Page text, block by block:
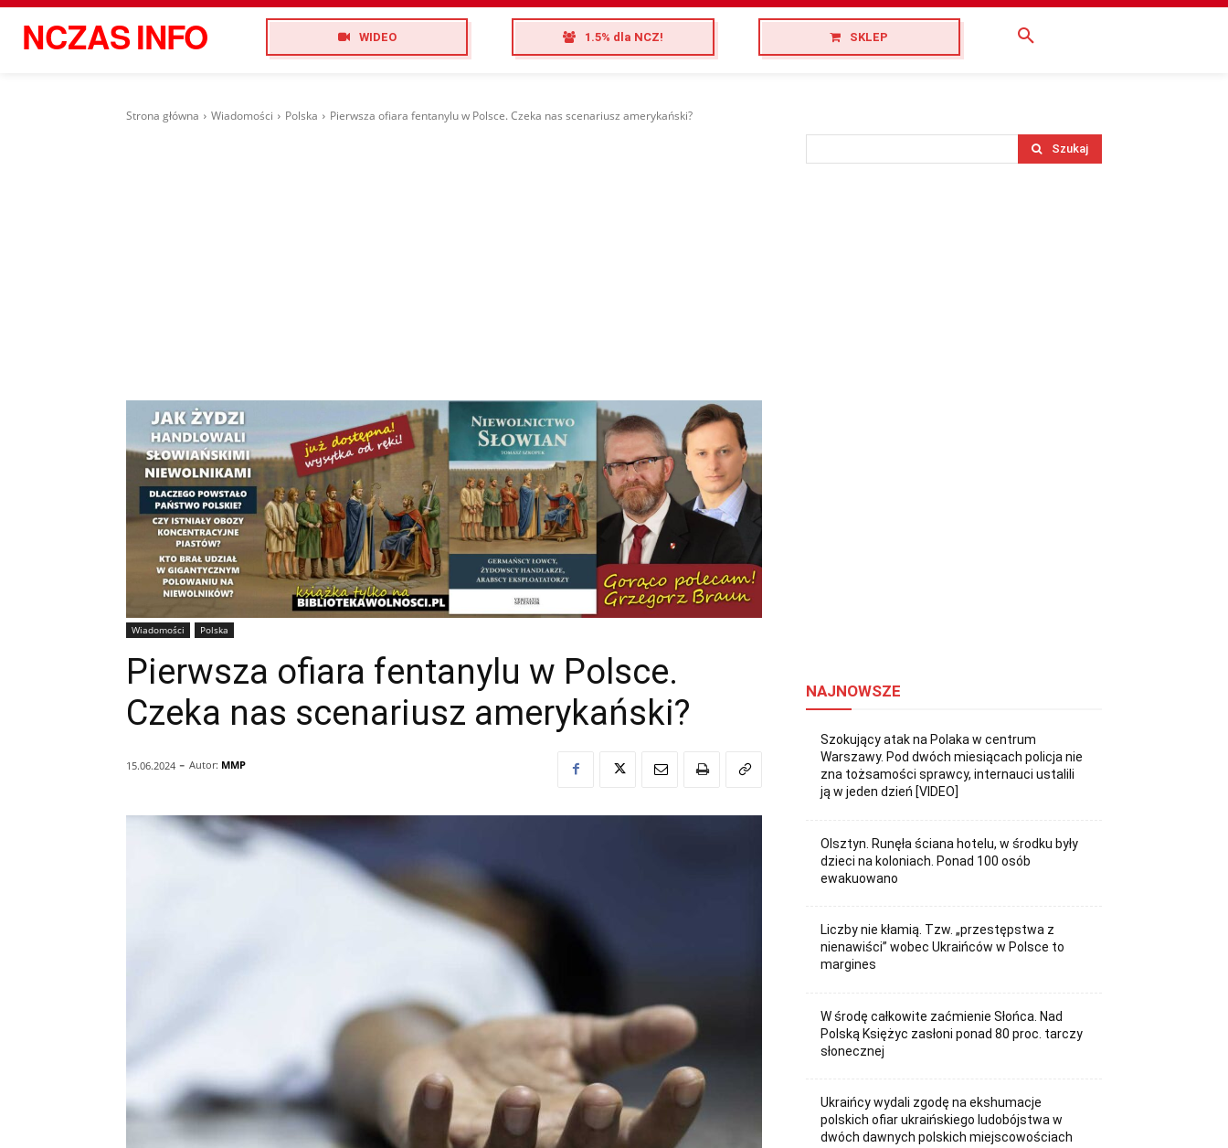
NCZASINFO WIDEO 1.5% dla NCZ! SKLEP
Strona główna Wiadomości Polska Pierwsza ofiara fentanylu w Polsce. Czeka nas scenariusz amerykański?
Wiadomości Polska
Pierwsza ofiara fentanylu w Polsce.
Czeka nas scenariusz amerykański?
15.06.2024 - Autor: MMP
Szukaj
NAJNOWSZE
Szokujący atak na Polaka w centrum
Warszawy. Pod dwóch miesiącach policja nie
zna tożsamości sprawcy, internauci ustalili
ją w jeden dzień [VIDEO]
Olsztyn. Runęła ściana hotelu, w środku były
dzieci na koloniach. Ponad 100 osób
ewakuowano
Liczby nie kłamią. Tzw. „przestępstwa z
nienawiści” wobec Ukraińców w Polsce to
margines
W środę całkowite zaćmienie Słońca. Nad
Polską Księżyc zasłoni ponad 80 proc. tarczy
słonecznej
Ukraińcy wydali zgodę na ekshumacje
polskich ofiar ukraińskiego ludobójstwa w
dwóch dawnych polskich miejscowościach